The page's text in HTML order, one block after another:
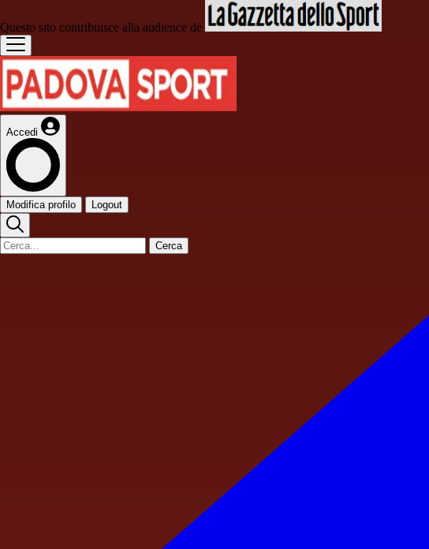
Questo sito contribuisce alla audience de
Accedi
Modifica profilo Logout
Cerca